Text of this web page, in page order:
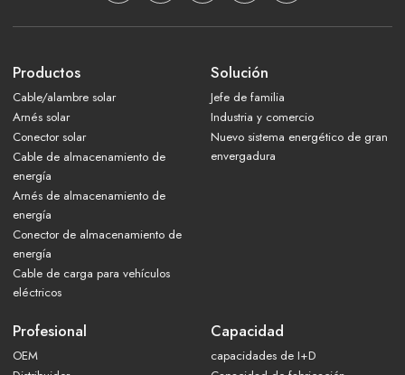
Productos
Cable/alambre solar
Arnés solar
Conector solar
Cable de almacenamiento de
energía
Arnés de almacenamiento de
energía
Conector de almacenamiento de
energía
Cable de carga para vehículos
eléctricos
Solución
Jefe de familia
Industria y comercio
Nuevo sistema energético de gran
envergadura
Profesional
OEM
Capacidad
capacidades de I+D